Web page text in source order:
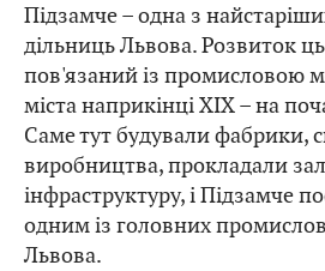
Підзамче – одна з
дільниць Львова. Розвиток
пов'язаний із промисловою
міста наприкінці XIX – на
Саме тут будували фабрики,
виробництва, прокладали
інфраструктуру, і Підзамче
одним із головних
Львова.